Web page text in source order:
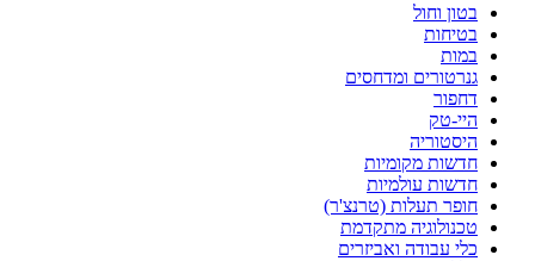
בטון וחול
בטיחות
במות
גנרטורים ומדחסים
דחפור
היי-טק
היסטוריה
חדשות מקומיות
חדשות עולמיות
חופר תעלות (טרנצ'ר)
טכנולוגיה מתקדמת
כלי עבודה ואביזרים